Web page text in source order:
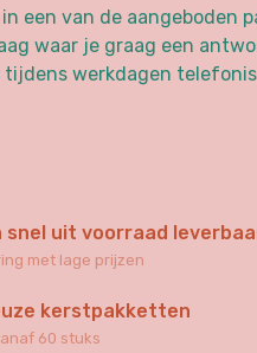
een van de aangeboden
waar je graag een
werkdagen
snel uit voorraad
met lage prijzen
kerstpakketten
60 stuks